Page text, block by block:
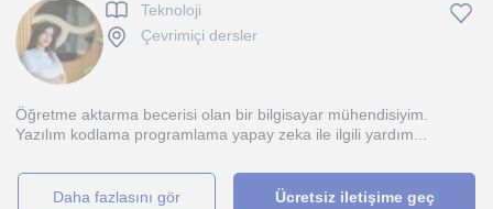
Teknoloji
Çevrimiçi dersler
Öğretme aktarma becerisi olan bir bilgisayar mühendisiyim.
Yazılım kodlama programlama yapay zeka ile ilgili yardım...
daha fazlasını gör Ücretsiz iletişime geç